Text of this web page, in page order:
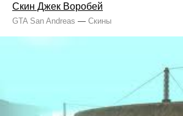
Скин Джек Воробей
GTA San Andreas — Скины